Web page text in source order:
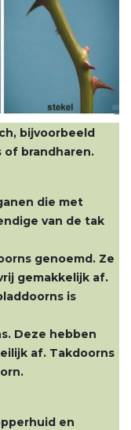
bijvoorbeeld
brandharen.
die met
van de tak
genoemd. Ze
gemakkelijk af.
is
Deze hebben
af. Takdoorns
en